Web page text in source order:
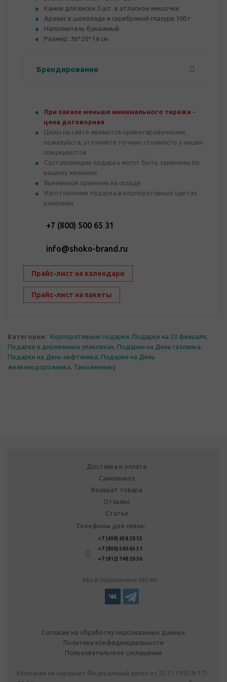
Камни для виски 3 шт. в атласном мешочке
Арахис в шоколаде и серебряной глазури 100 г
Наполнитель бумажный
Размер: 36*20*14 см
Брендирование
При заказе меньше минимального тиража -
цена договорная
Цены на сайте являются ориентировочными,
пожалуйста, уточняйте точную стоимость у наших
специалистов
Составляющие подарка могут быть заменены по
вашему желанию
Временное хранение на складе
Изготовление подарка в корпоративных цветах
компании
+7 (800) 500 65 31
info@shoko-brand.ru
Прайс-лист на календари
Прайс-лист на пакеты
Категории: Корпоративные подарки, Подарки на 23 февраля,
Подарки в деревянных упаковках, Подарки на День газовика,
Подарки на День нефтяника, Подарки на День
железнодорожника, Таможеннику
Доставка и оплата
Самовывоз
Возврат товара
Отзывы
Статьи
Телефоны для связи:
+7 (499) 638 20 55
+7 (800) 500 65 31
+7 (812) 748 20 56
Мы в социальных сетях:
Согласие на обработку персональных данных
Политика конфиденциальности
Пользовательское соглашение
Компания не нарушает Федеральный закон от 22.11.1995 N 171-